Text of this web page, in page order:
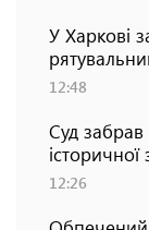
У Харкові
12:48
Суд забрав
історичної
12:26